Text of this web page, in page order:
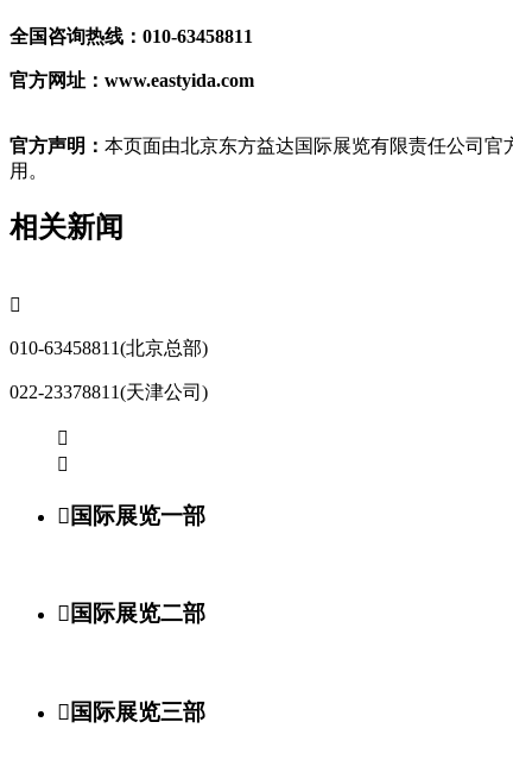
全国咨询热线：010-63458811
官方网址：www.eastyida.com
官方声明： 本页面由北京东方益达国际展览有限责任公司
用。
相关新闻

010-63458811(北京总部)
022-23378811(天津公司)


国际展览一部
国际展览二部
国际展览三部